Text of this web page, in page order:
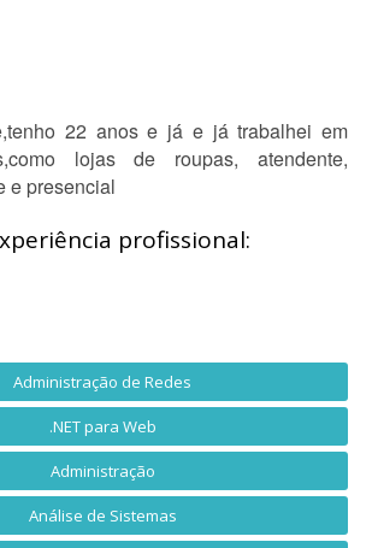
22 anos e já e já trabalhei em
lojas de roupas, atendente,
e presencial
profissional:
Administração de Redes
.NET para Web
Administração
Análise de Sistemas